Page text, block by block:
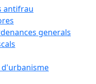
antifrau
generals